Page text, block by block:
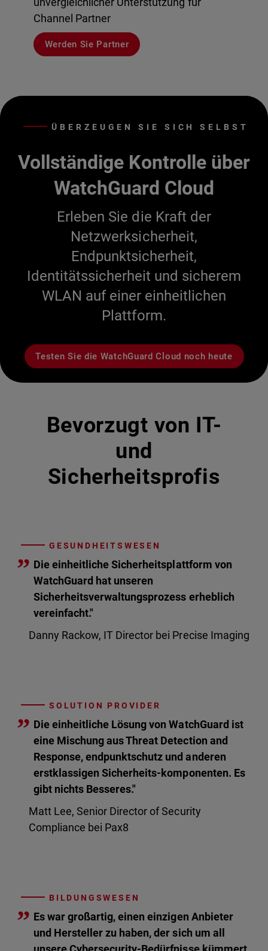
Channel Partner
Werden Sie Partner
ÜBERZEUGEN SIE SICH SELBST
Vollständige Kontrolle über
WatchGuard Cloud
Erleben Sie die Kraft der
Netzwerksicherheit,
Endpunktsicherheit,
Identitätssicherheit und sicherem
WLAN auf einer einheitlichen
Plattform.
Testen Sie die WatchGuard Cloud noch heute
Bevorzugt von IT-
und
Sicherheitsprofis
GESUNDHEITSWESEN
” Die einheitliche Sicherheitsplattform von
WatchGuard hat unseren
Sicherheitsverwaltungsprozess erheblich
vereinfacht."
Danny Rackow, IT Director bei Precise Imaging
SOLUTION PROVIDER
” Die einheitliche Lösung von WatchGuard ist
eine Mischung aus Threat Detection and
Response, endpunktschutz und anderen
erstklassigen Sicherheits-komponenten. Es
gibt nichts Besseres."
Matt Lee, Senior Director of Security
Compliance bei Pax8
BILDUNGSWESEN
” Es war großartig, einen einzigen Anbieter
und Hersteller zu haben, der sich um all